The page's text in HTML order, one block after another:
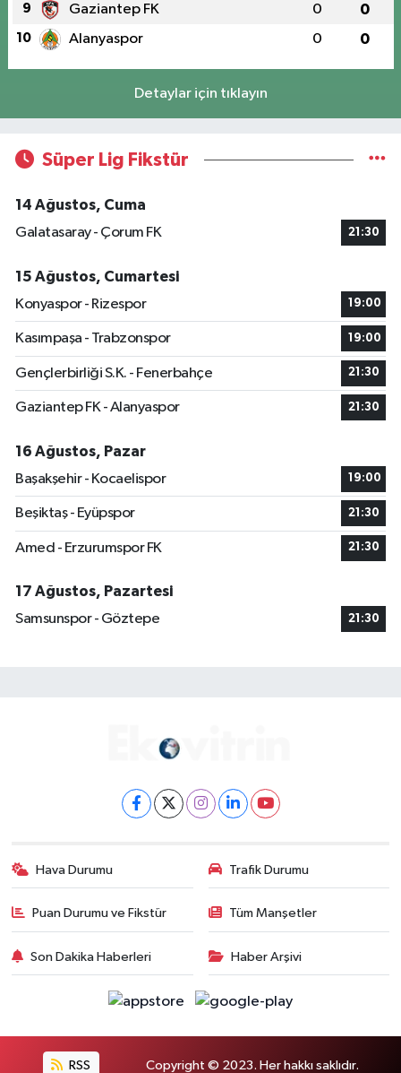
9 Gaziantep FK 0 0
10 Alanyaspor 0 0
Detaylar için tıklayın
Süper Lig Fikstür
14 Ağustos, Cuma
Galatasaray - Çorum FK
21:30
15 Ağustos, Cumartesi
Konyaspor - Rizespor
19:00
Kasımpaşa - Trabzonspor 19:00
Gençlerbirliği S.K. - Fenerbahçe 21:30
Gaziantep FK - Alanyaspor 21:30
16 Ağustos, Pazar
Başakşehir - Kocaelispor
19:00
Beşiktaş - Eyüpspor 21:30
Amed - Erzurumspor FK 21:30
17 Ağustos, Pazartesi
Samsunspor - Göztepe
21:30
Hava Durumu Trafik Durumu
Puan Durumu ve Fikstür Tüm Manşetler
Son Dakika Haberleri Haber Arşivi
RSS Copyright © 2023. Her hakkı saklıdır.